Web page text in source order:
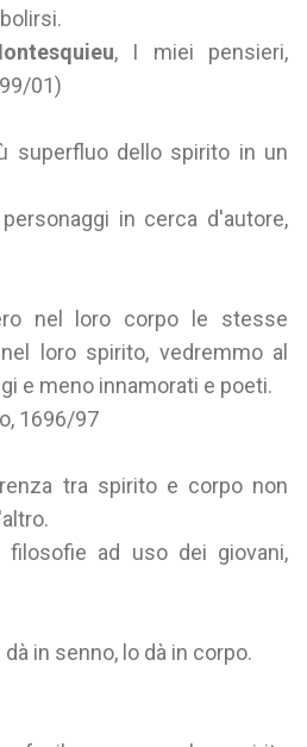
, I miei pensieri,
01)
superfluo dello spirito in un
in cerca d'autore,
nel loro corpo le stesse
loro spirito, vedremmo al
e meno innamorati e poeti.
1696/97
tra spirito e corpo non
filosofie ad uso dei giovani,
in senno, lo dà in corpo.